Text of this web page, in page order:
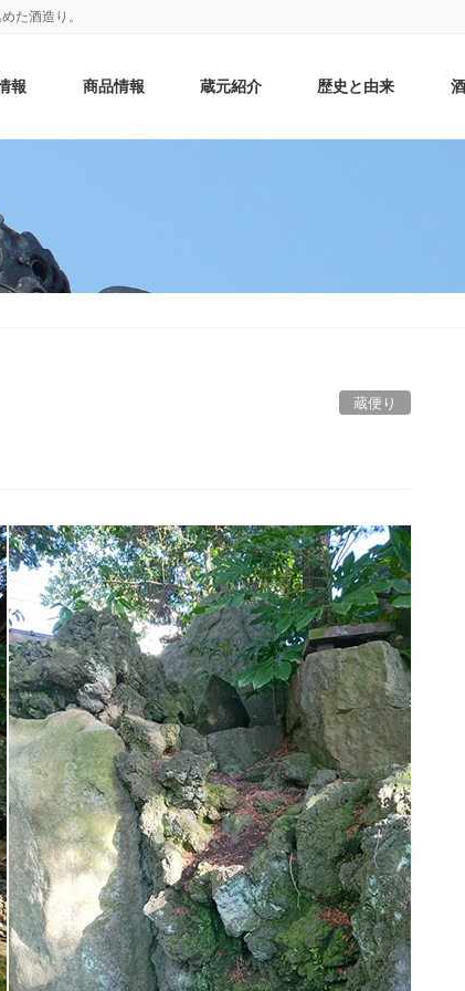
た酒造り。
報 商品情報 蔵元紹介 歴史と由来
蔵便り